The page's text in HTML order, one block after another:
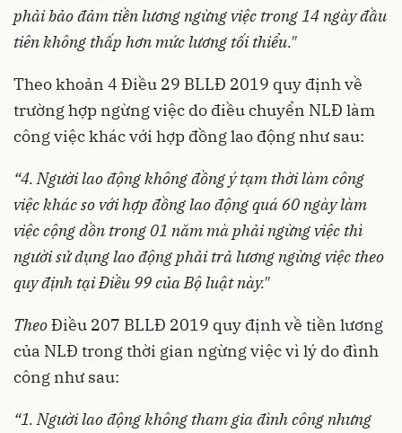
phải bảo đảm tiền lương ngừng việc trong 14 ngày đầu
tiên không thấp hơn mức lương tối thiểu."
Theo khoản 4 Điều 29 BLLĐ 2019 quy định về
trường hợp ngừng việc do điều chuyển NLĐ làm
công việc khác với hợp đồng lao động như sau:
“4. Người lao động không đồng ý tạm thời làm công
việc khác so với hợp đồng lao động quá 60 ngày làm
việc cộng dồn trong 01 năm mà phải ngừng việc thì
người sử dụng lao động phải trả lương ngừng việc theo
quy định tại Điều 99 của Bộ luật này."
TheoĐiều 207 BLLĐ 2019 quy định về tiền lương
của NLĐ trong thời gian ngừng việc vì lý do đình
công như sau:
“1. Người lao động không tham gia đình công nhưng